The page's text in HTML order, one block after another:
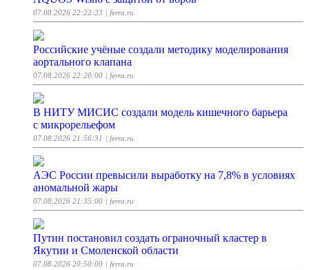
07.08.2026 22:22:23 | ferra.ru
Российские учёные создали методику моделирования
аортального клапана
07.08.2026 22:20:00 | ferra.ru
В НИТУ МИСИС создали модель кишечного барьера
с микрорельефом
07.08.2026 21:56:31 | ferra.ru
АЭС России превысили выработку на 7,8% в условиях
аномальной жары
07.08.2026 21:35:00 | ferra.ru
Путин постановил создать ограночный кластер в
Якутии и Смоленской области
07.08.2026 20:50:00 | ferra.ru